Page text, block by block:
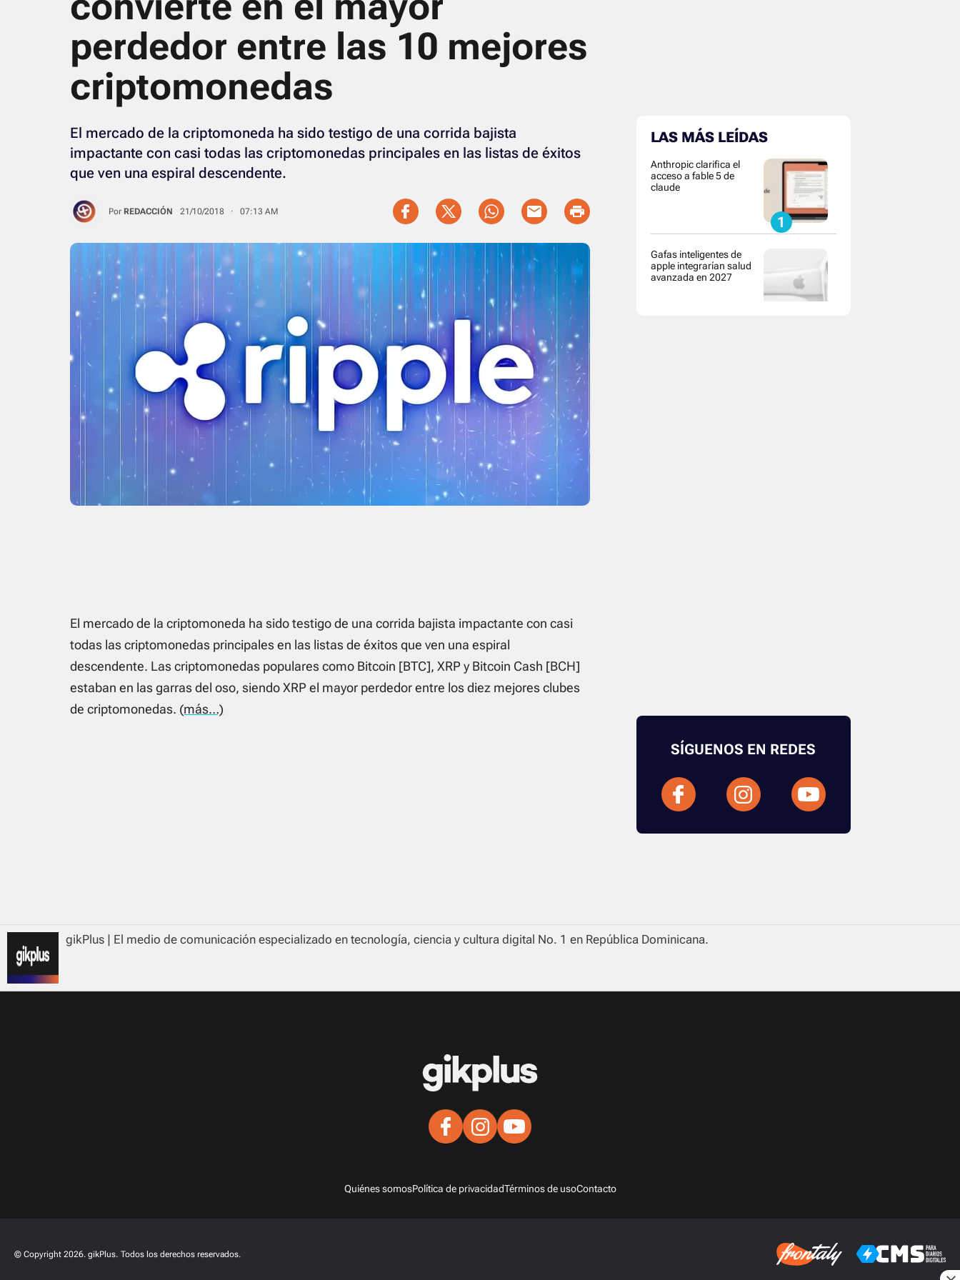
perdedor entre las 10 mejores
criptomonedas
El mercado de la criptomoneda ha sido testigo de una corrida bajista
impactante con casi todas las criptomonedas principales en las listas de éxitos
que ven una espiral descendente.
Por REDACCIÓN 21/10/2018 · 07:13 AM
El mercado de la criptomoneda ha sido testigo de una corrida bajista impactante con casi
todas las criptomonedas principales en las listas de éxitos que ven una espiral
descendente. Las criptomonedas populares como Bitcoin [BTC], XRP y Bitcoin Cash [BCH]
estaban en las garras del oso, siendo XRP el mayor perdedor entre los diez mejores clubes
de criptomonedas. (más…)
LAS MÁS LEÍDAS
Anthropic clarifica el
acceso a fable 5 de
claude
Gafas inteligentes de
apple integrarían salud
avanzada en 2027
SÍGUENOS EN REDES
gikPlus | El medio de comunicación especializado en tecnología, ciencia y cultura digital No. 1 en República Dominicana.
Quiénes somosPolítica de privacidadTérminos de usoContacto
© Copyright 2026. gikPlus. Todos los derechos reservados.